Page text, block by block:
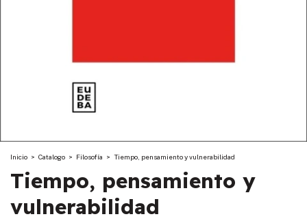
Inicio > Catalogo > Filosofía > Tiempo, pensamiento y vulnerabilidad
Tiempo, pensamiento y
vulnerabilidad